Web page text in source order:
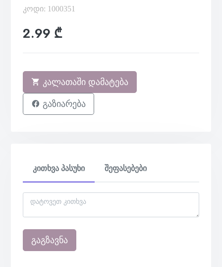
კოდი: 1000351
2.99 ₾
კალათაში დამატება
გაზიარება
კითხვა პასუხი შეფასებები
გაგზავნა